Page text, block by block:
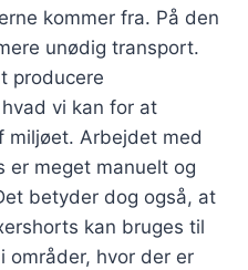
kommer fra. På den
unødig transport.
producere
vi kan for at
miljøet. Arbejdet med
er meget manuelt og
betyder dog også, at
kan bruges til
områder, hvor der er